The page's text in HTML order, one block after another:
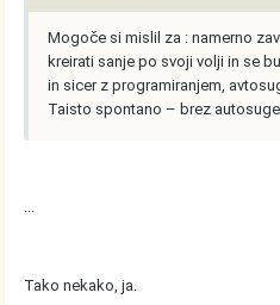
Mogoče si mislil za : namerno
kreirati sanje po svoji volji in se
in sicer z programiranjem,
Taisto spontano – brez
Tako nekako, ja.